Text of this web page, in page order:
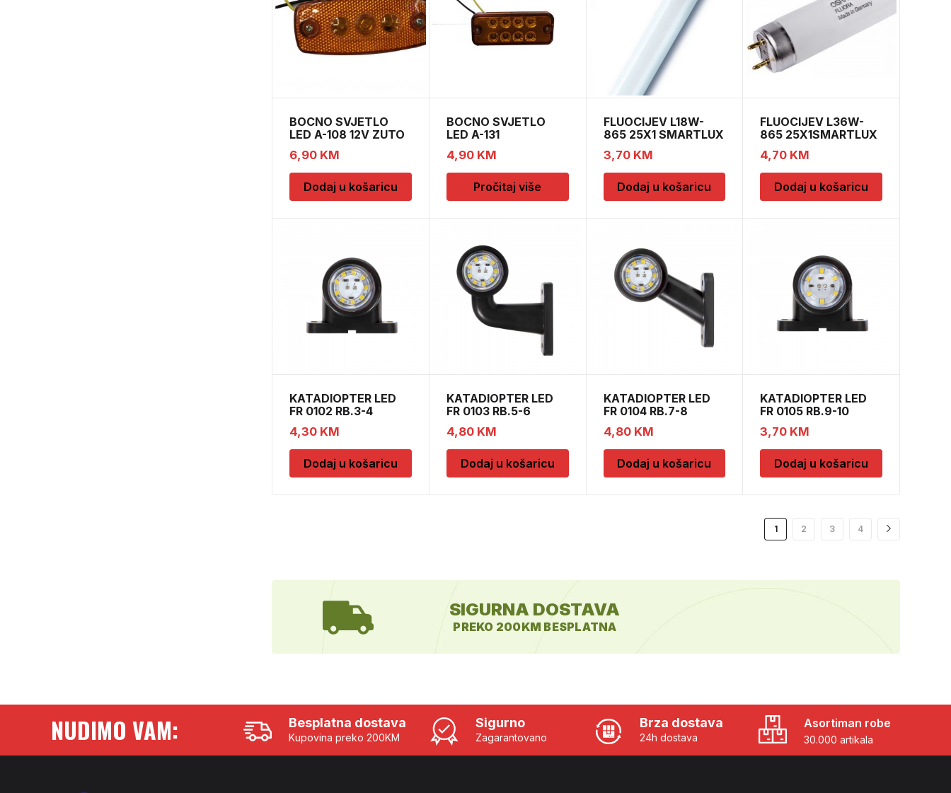
BOCNO SVJETLO
LED A-108 12V ZUTO
6,90 KM
Dodaj u košaricu
BOCNO SVJETLO
LED A-131
4,90 KM
Pročitaj više
FLUOCIJEV L18W-
865 25X1 SMARTLUX
3,70 KM
Dodaj u košaricu
FLUOCIJEV L36W-
865 25X1SMARTLUX
4,70 KM
Dodaj u košaricu
KATADIOPTER LED
FR 0102 RB.3-4
4,30 KM
Dodaj u košaricu
KATADIOPTER LED
FR 0103 RB.5-6
4,80 KM
Dodaj u košaricu
KATADIOPTER LED
FR 0104 RB.7-8
4,80 KM
Dodaj u košaricu
KATADIOPTER LED
FR 0105 RB.9-10
3,70 KM
Dodaj u košaricu
1 2 3 4
SIGURNA DOSTAVA
PREKO 200KM BESPLATNA
NUDIMO VAM: Besplatna dostava
Kupovina preko 200KM
Sigurno
Zagarantovano
Brza dostava
24h dostava
Asortiman robe
30.000 artikala